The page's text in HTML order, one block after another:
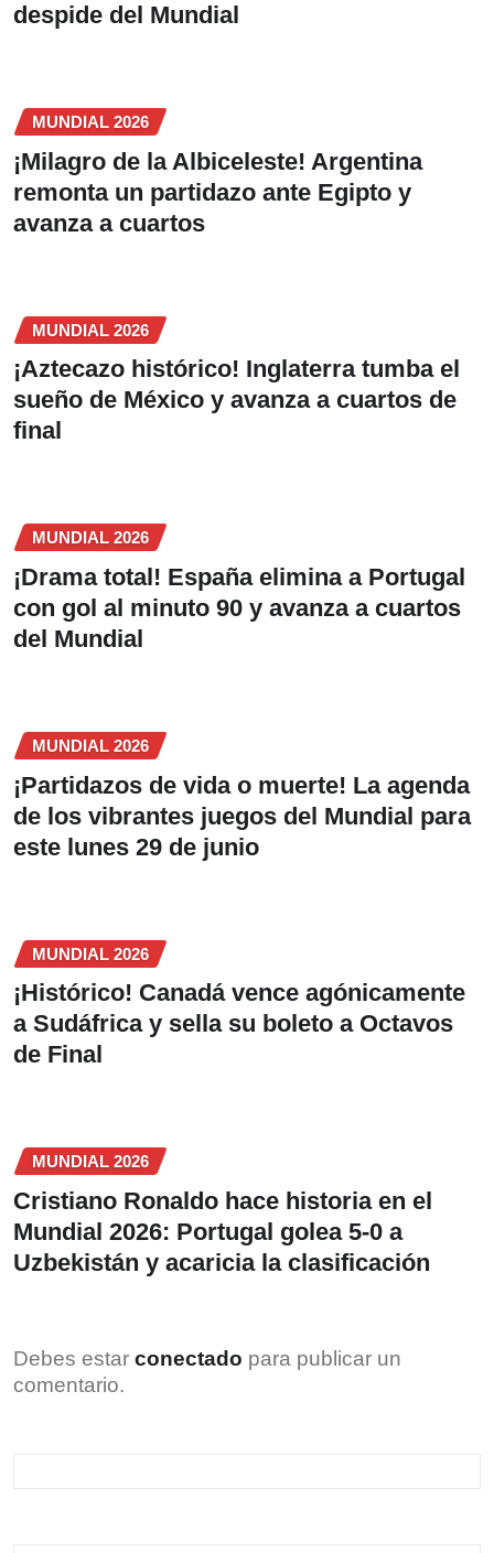
despide del Mundial
MUNDIAL 2026
¡Milagro de la Albiceleste! Argentina
remonta un partidazo ante Egipto y
avanza a cuartos
MUNDIAL 2026
¡Aztecazo histórico! Inglaterra tumba el
sueño de México y avanza a cuartos de
final
MUNDIAL 2026
¡Drama total! España elimina a Portugal
con gol al minuto 90 y avanza a cuartos
del Mundial
MUNDIAL 2026
¡Partidazos de vida o muerte! La agenda
de los vibrantes juegos del Mundial para
este lunes 29 de junio
MUNDIAL 2026
¡Histórico! Canadá vence agónicamente
a Sudáfrica y sella su boleto a Octavos
de Final
MUNDIAL 2026
Cristiano Ronaldo hace historia en el
Mundial 2026: Portugal golea 5-0 a
Uzbekistán y acaricia la clasificación
Debes estar conectado para publicar un
comentario.